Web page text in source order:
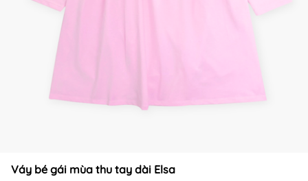
Váy bé gái mùa thu tay dài Elsa